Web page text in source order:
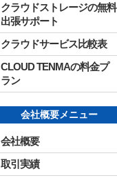
クラウドストレージの無料
出張サポート
クラウドサービス比較表
CLOUD TENMAの料金プ
ラン
会社概要メニュー
会社概要
取引実績